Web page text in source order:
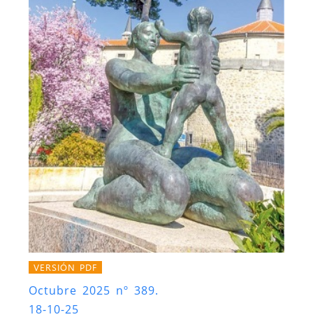
VERSIÓN PDF
Octubre 2025 nº 389.
18-10-25